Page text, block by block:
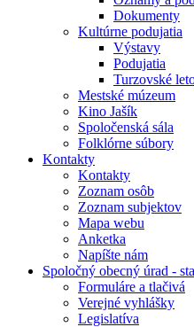
Dokumenty
Kultúrne podujatia
Výstavy
Podujatia
Turzovské
Mestské múzeum
Kino Jašík
Spoločenská sála
Folklórne súbory
Kontakty
Kontakty
Zoznam osôb
Zoznam subjektov
Mapa webu
Anketka
Napíšte nám
Spoločný obecný úrad -
Formuláre a tlačivá
Verejné vyhlášky
Legislatíva